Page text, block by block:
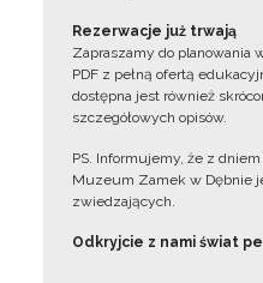
Rezerwacje już trwają
Zapraszamy do planowania
PDF z pełną ofertą
dostępna jest również
szczegółowych opisów.
PS. Informujemy, że z
Muzeum Zamek w Dębnie
zwiedzających.
Odkryjcie z nami świat